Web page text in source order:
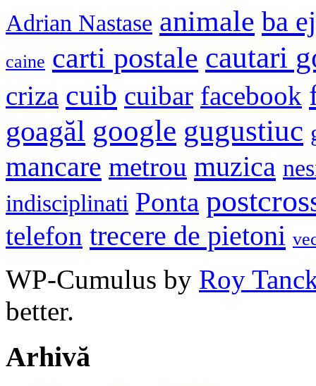
Adrian Nastase animale ba
caine carti postale cautari
criza cuib cuibar facebook
goagăl google gugustiuc
mancare metrou muzica
indisciplinati Ponta
telefon trecere de pietoni
WP-Cumulus by Roy
better.
Arhivă